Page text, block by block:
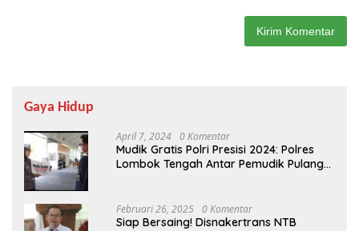
Gaya Hidup
April 7, 2024 0 Komentar
Mudik Gratis Polri Presisi 2024: Polres
Lombok Tengah Antar Pemudik Pulang
Februari 26, 2025 0 Komentar
Siap Bersaing! Disnakertrans NTB